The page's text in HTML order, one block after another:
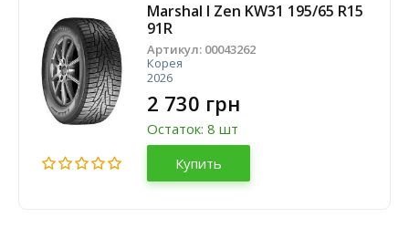
Marshal I Zen KW31 195/65 R15
91R
Артикул: 00043262
Корея
2026
2 730 грн
Остаток: 8 шт
Купить